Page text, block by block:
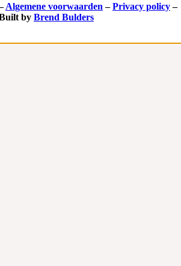
Algemene voorwaarden –Privacy policy–
by Brend Bulders